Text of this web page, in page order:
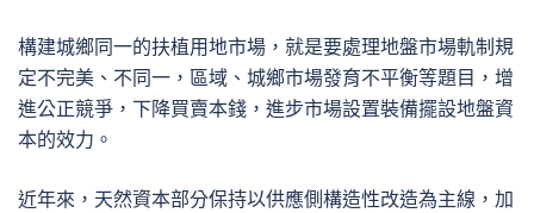
構建城鄉同一的扶植用地市場，就是要處理地盤市場軌制規
定不完美、不同一，區域、城鄉市場發育不平衡等題目，增
進公正競爭，下降買賣本錢，進步市場設置裝備擺設地盤資
本的效力。
近年來，天然資本部分保持以供應側構造性改造為主線，加